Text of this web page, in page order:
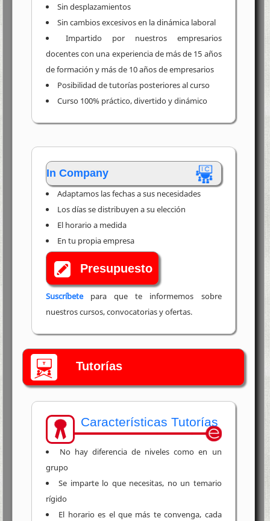
Sin desplazamientos
Sin cambios excesivos en la dinámica laboral
Impartido por nuestros empresarios
docentes con una experiencia de más de 15 años
de formación y más de 10 años de empresarios
Posibilidad de tutorías posteriores al curso
Curso 100% práctico, divertido y dinámico
In Company
Adaptamos las fechas a sus necesidades
Los días se distribuyen a su elección
El horario a medida
En tu propia empresa
Presupuesto
Suscríbetepara que te informemos sobre
nuestros cursos, convocatorias y ofertas.
Tutorías
Características Tutorías
No hay diferencia de niveles como en un
grupo
Se imparte lo que necesitas, no un temario
rígido
El horario es el que más te convenga, cada